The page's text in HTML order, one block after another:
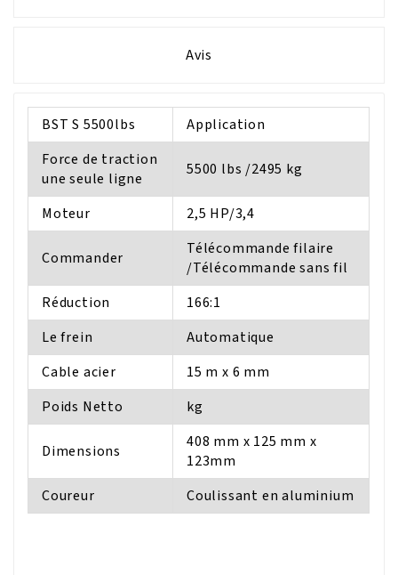
Avis
BST S 5500lbs
Application
Force de traction
une seule ligne
5500 lbs /2495 kg
Moteur 2,5 HP/3,4
Commander
Télécommande filaire
/Télécommande sans fil
Réduction
166:1
Le frein
Automatique
Cable acier
15 m x 6 mm
Poids Netto
kg
Dimensions
408 mm x 125 mm x
123mm
Coureur
Coulissant en aluminium